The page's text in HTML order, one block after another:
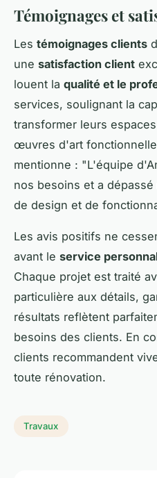
Témoignages et
Les témoignages clients
une satisfaction client
louent la qualité et le
services, soulignant la
transformer leurs
œuvres d'art
mentionne : "L'équipe
nos besoins et a
de design et de
Les avis positifs ne
avant le service
Chaque projet est traité
particulière aux détails,
résultats reflètent
besoins des clients. En
clients recommandent
toute rénovation.
Travaux